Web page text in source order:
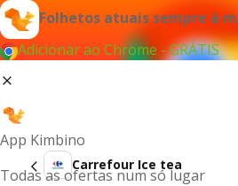
Folhetos atuais sempre à
Adicionar ao Chrome - GRÁTIS
App Kimbino
Todas as ofertas num só lugar
Carrefour Ice tea